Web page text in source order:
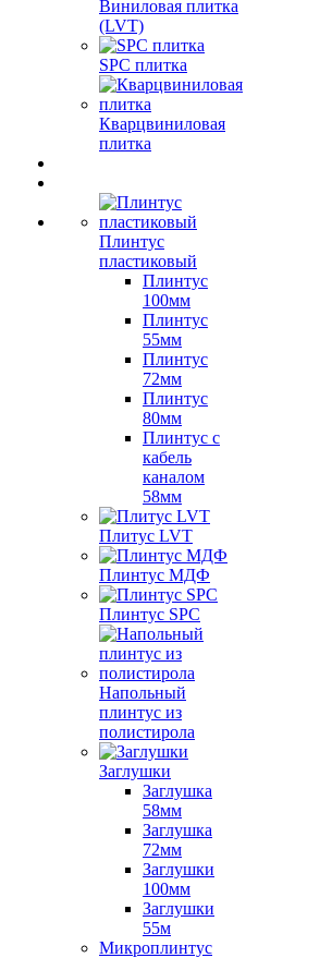
Виниловая плитка
(LVT)
SPC плитка
Кварцвиниловая
плитка
Плинтус
пластиковый
Плинтус
100мм
Плинтус
55мм
Плинтус
72мм
Плинтус
80мм
Плинтус с
кабель
каналом
58мм
Плитус LVT
Плинтус МДФ
Плинтус SPC
Напольный
плинтус из
полистирола
Заглушки
Заглушка
58мм
Заглушка
72мм
Заглушки
100мм
Заглушки
55м
Микроплинтус